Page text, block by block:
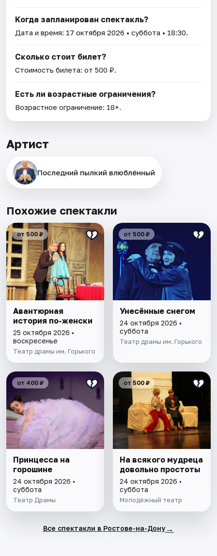
Когда запланирован спектакль?
Дата и время: 17 октября 2026 • суббота • 18:30.
Сколько стоит билет?
Стоимость билета: от 500 ₽.
Есть ли возрастные ограничения?
Возрастное ограничение: 18+.
Артист
Последний пылкий влюблённый
Похожие спектакли
от 500 ₽
Авантюрная
история по-женски
25 октября 2026 •
воскресенье
Театр драмы им. Горького
от 500 ₽
Унесённые снегом
24 октября 2026 •
суббота
Театр драмы им. Горького
от 400 ₽
Принцесса на
горошине
24 октября 2026 •
суббота
Театр Драмы
от 500 ₽
На всякого мудреца
довольно простоты
24 октября 2026 •
суббота
Молодёжный театр
Все спектакли в Ростове-на-Дону→